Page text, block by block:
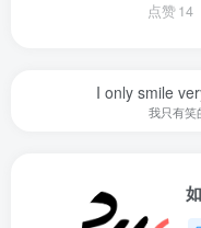
点赞14
I only smile
我只有笑